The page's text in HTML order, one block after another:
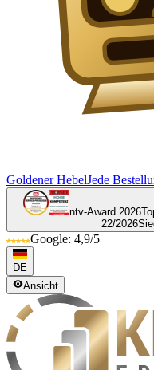
Goldener HebelJede
ntv-Award 2026
22/2026
Google: 4,9/5
DE
Ansicht